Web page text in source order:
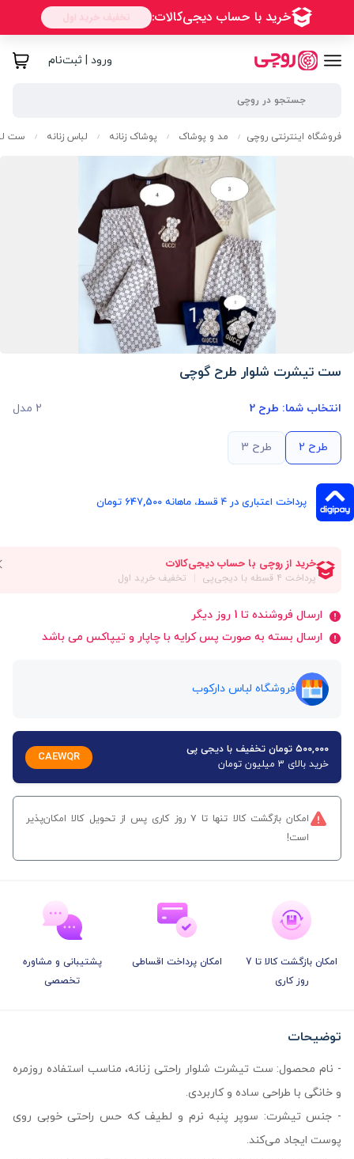
ورود | ثبت‌نام
فروشگاه اینترنتی روچی / مد و پوشاک / پوشاک زنانه / لباس زنانه / ست
ست تیشرت شلوار طرح گوچی
انتخاب شما: طرح 2 2 مدل
طرح 2 طرح 3
پرداخت اعتباری در ۴ قسط، ماهانه 647,500 تومان
ارسال فروشنده تا 1 روز دیگر
ارسال بسته به صورت پس کرایه با چاپار و تیپاکس می باشد
فروشگاه لباس دارکوب
۵۰۰,۰۰۰ تومان تخفیف با دیجی پی
خرید بالای 3 میلیون تومان
CAEWQR
امکان بازگشت کالا تنها تا ۷ روز کاری پس از تحویل کالا امکان‌پذیر
است!
امکان بازگشت کالا تا 7
روز کاری
امکان پرداخت اقساطی
پشتیبانی و مشاوره
تخصصی
توضیحات
- نام محصول: ست تیشرت شلوار راحتی زنانه، مناسب استفاده روزمره
و خانگی با طراحی ساده و کاربردی.
- جنس تیشرت: سوپر پنبه نرم و لطیف که حس راحتی خوبی روی
پوست ایجاد می‌کند.